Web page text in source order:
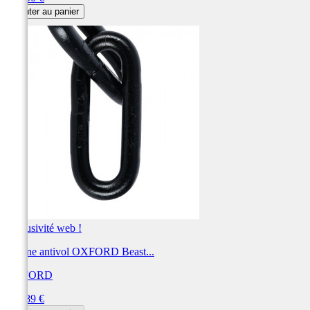
Ajouter au panier
Exclusivité web !
Chaîne antivol OXFORD Beast...
OXFORD
249,89 €